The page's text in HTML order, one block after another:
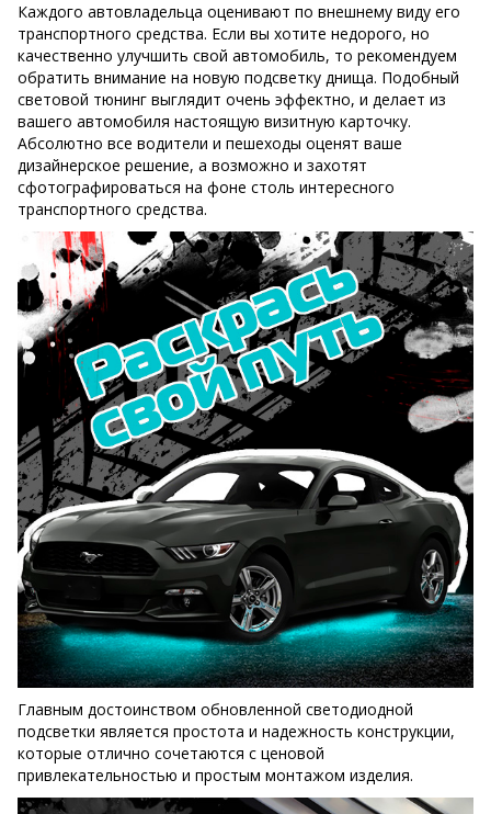
Каждого автовладельца оценивают по внешнему виду его
транспортного средства. Если вы хотите недорого, но
качественно улучшить свой автомобиль, то рекомендуем
обратить внимание на новую подсветку днища. Подобный
световой тюнинг выглядит очень эффектно, и делает из
вашего автомобиля настоящую визитную карточку.
Абсолютно все водители и пешеходы оценят ваше
дизайнерское решение, а возможно и захотят
сфотографироваться на фоне столь интересного
транспортного средства.
Главным достоинством обновленной светодиодной
подсветки является простота и надежность конструкции,
которые отлично сочетаются с ценовой
привлекательностью и простым монтажом изделия.